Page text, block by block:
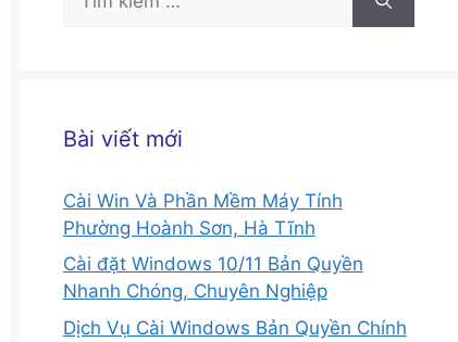
kiếm
Bài viết mới
Cài Win Và Phần Mềm Máy Tính
Phường Hoành Sơn, Hà Tĩnh
Cài đặt Windows 10/11 Bản Quyền
Nhanh Chóng, Chuyên Nghiệp
Dịch Vụ Cài Windows Bản Quyền Chính